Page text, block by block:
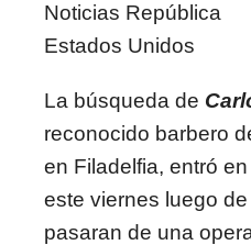
Noticias República
Estados Unidos
La búsqueda de
reconocido barbero
en Filadelfia, entró
este viernes luego
pasaran de una